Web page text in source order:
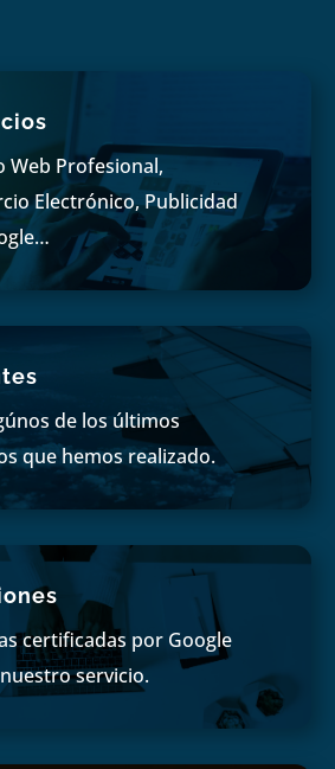
Web Profesional,
Electrónico, Publicidad
de los últimos
que hemos realizado.
certificadas por Google
servicio.